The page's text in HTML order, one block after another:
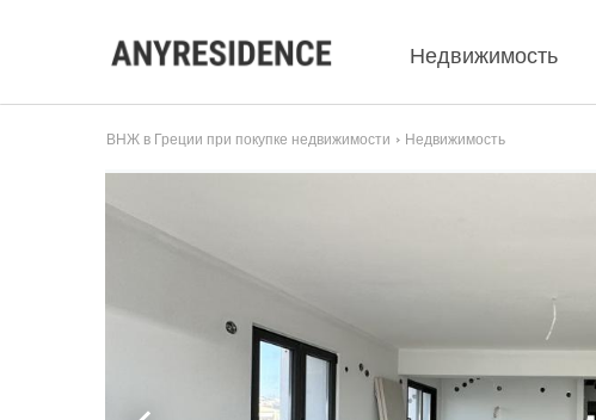
Недвижимость
ВНЖ в Греции при покупке недвижимости Недвижимость